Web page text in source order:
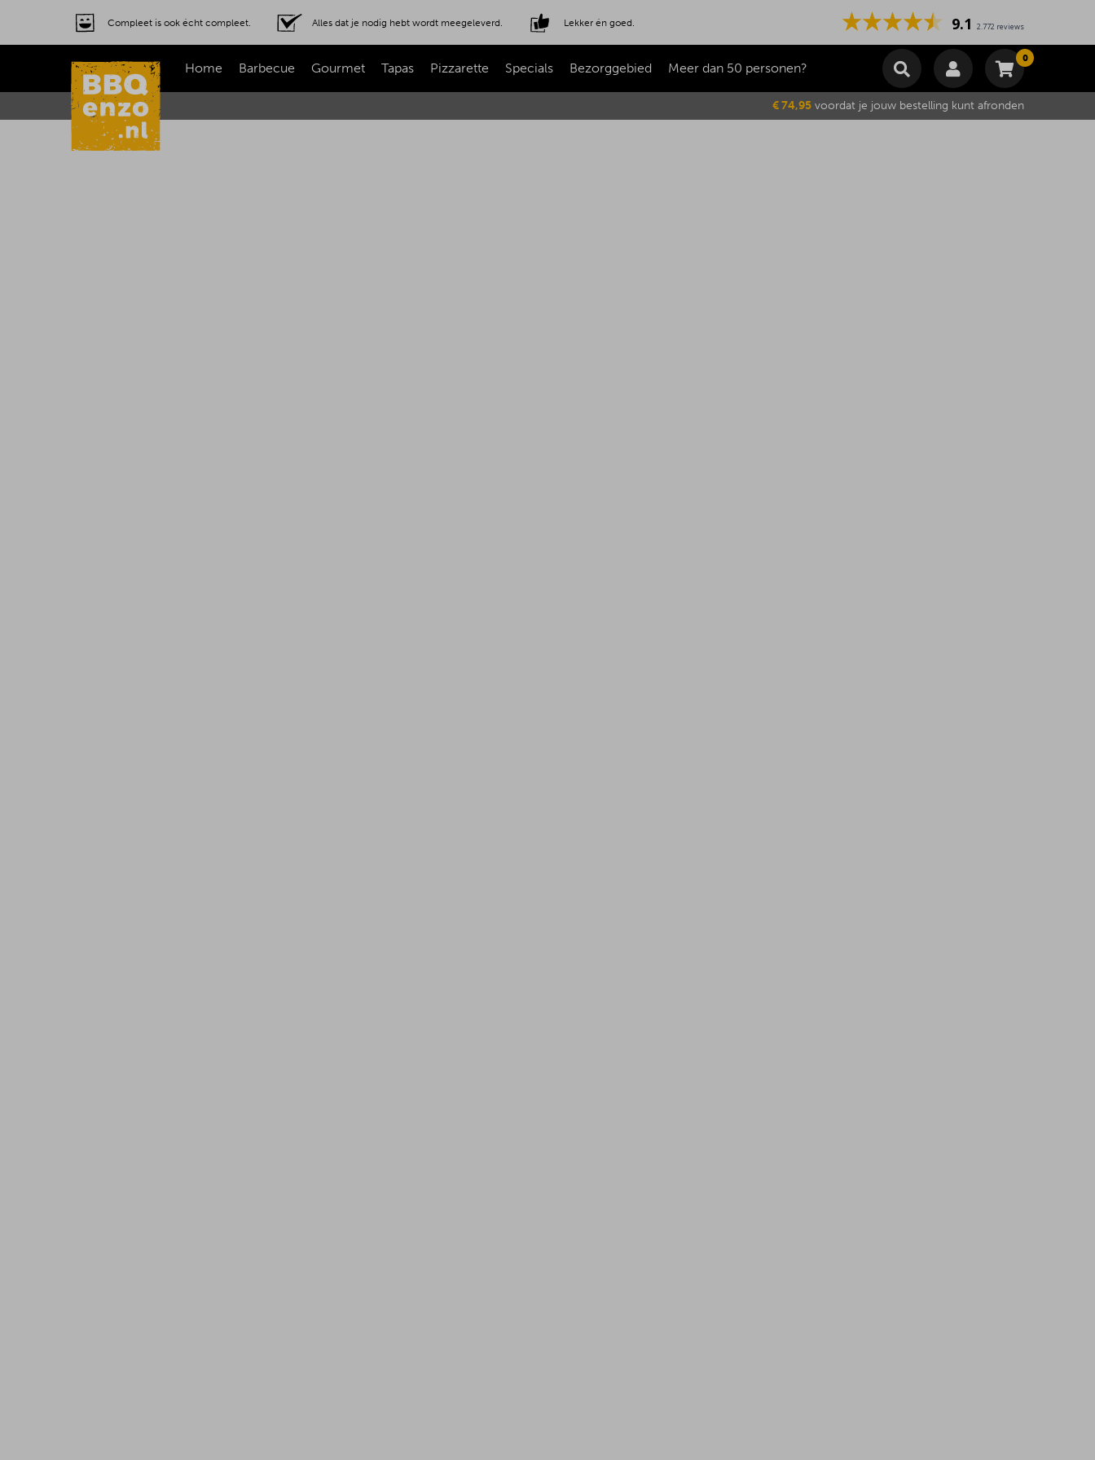
Compleet is ook écht compleet. Alles dat je nodig hebt wordt meegeleverd. Lekker én goed. 9.1 2.772 reviews
Home Barbecue Gourmet Tapas Pizzarette Specials Bezorggebied Meer dan 50 personen?
0
Winkelmand
Subtotaal €0,00
€ 74,95 voordat je jouw bestelling kunt afronden